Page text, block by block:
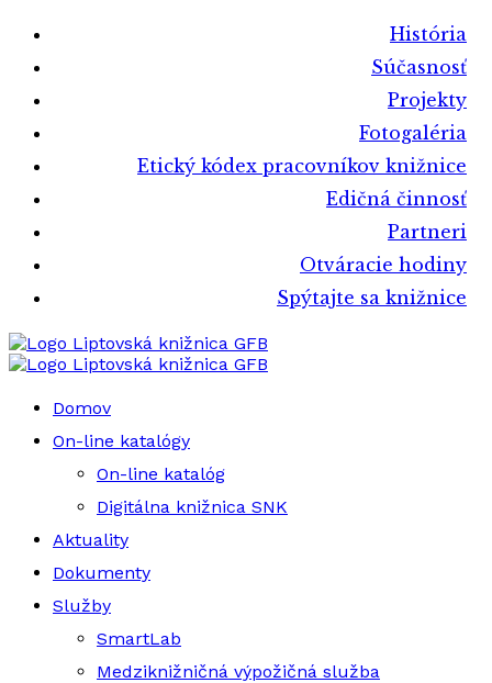
História
Súčasnosť
Projekty
Fotogaléria
Etický kódex pracovníkov knižnice
Edičná činnosť
Partneri
Otváracie hodiny
Spýtajte sa knižnice
Liptovská knižnica GFB
Liptovská knižnica GFB
Domov
On-line katalógy
On-line katalóg
Digitálna knižnica SNK
Aktuality
Dokumenty
Služby
SmartLab
Medziknižničná výpožičná služba